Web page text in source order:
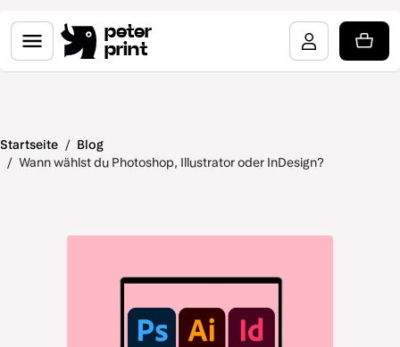
peter
print
Startseite / Blog
/ Wann wählst du Photoshop, Illustrator oder InDesign?